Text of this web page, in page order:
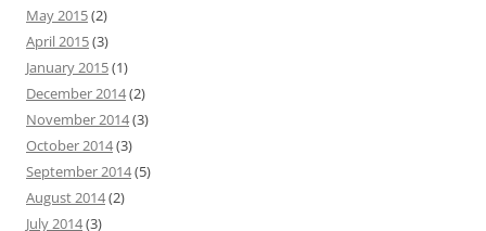
May 2015(2)
April 2015(3)
January 2015(1)
December 2014(2)
November 2014(3)
October 2014(3)
September 2014(5)
August 2014(2)
July 2014(3)